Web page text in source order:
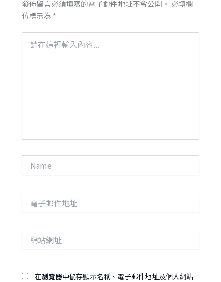
發佈留言必須填寫的電子郵件地址不會公開。 必填欄
位標示為 *
在瀏覽器中儲存顯示名稱、電子郵件地址及個人網站